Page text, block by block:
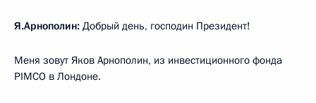
Я.Арнополин: Добрый день, господин Президент!
Меня зовут Яков Арнополин, из инвестиционного фонда
PIMCO в Лондоне.